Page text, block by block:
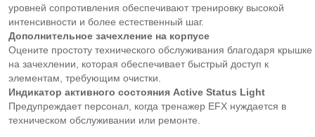
уровней сопротивления обеспечивают тренировку высокой
интенсивности и более естественный шаг.
Дополнительное зачехление на корпусе
Оцените простоту технического обслуживания благодаря крышке
на зачехлении, которая обеспечивает быстрый доступ к
элементам, требующим очистки.
Индикатор активного состояния Active Status Light
Предупреждает персонал, когда тренажер EFX нуждается в
техническом обслуживании или ремонте.